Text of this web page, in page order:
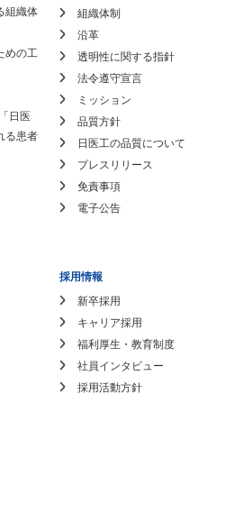
組織体
めの工
日医
る患者
組織体制
沿革
透明性に関する指針
法令遵守宣言
ミッション
品質方針
日医工の品質について
プレスリリース
免責事項
電子公告
採用情報
新卒採用
キャリア採用
福利厚生・教育制度
社員インタビュー
採用活動方針